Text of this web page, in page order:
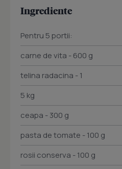
Ingrediente
Pentru 5 portii:
carne de vita - 600 g
telina radacina - 1
5 kg
ceapa - 300 g
pasta de tomate - 100 g
rosii conserva - 100 g